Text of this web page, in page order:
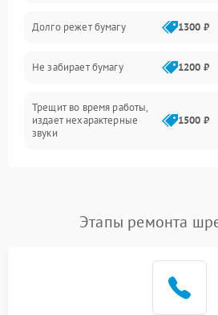
Долго режет бумагу 1300 ₽
Не забирает бумагу 1200 ₽
Трещит во время работы,
издает нехарактерные
звуки
1500 ₽
Застревание бумаги в
1400 ₽
2200 ₽
Этапы ремонта